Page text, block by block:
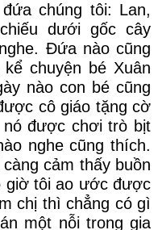
chúng tôi: Lan,
dưới gốc cây
Đứa nào cũng
chuyện bé Xuân
nào con bé cũng
cô giáo tặng cờ
nó được chơi trò bịt
nghe cũng thích.
cảm thấy buồn
giờ tôi ao ước được
chị thì chẳng có gì
một nỗi trong gia